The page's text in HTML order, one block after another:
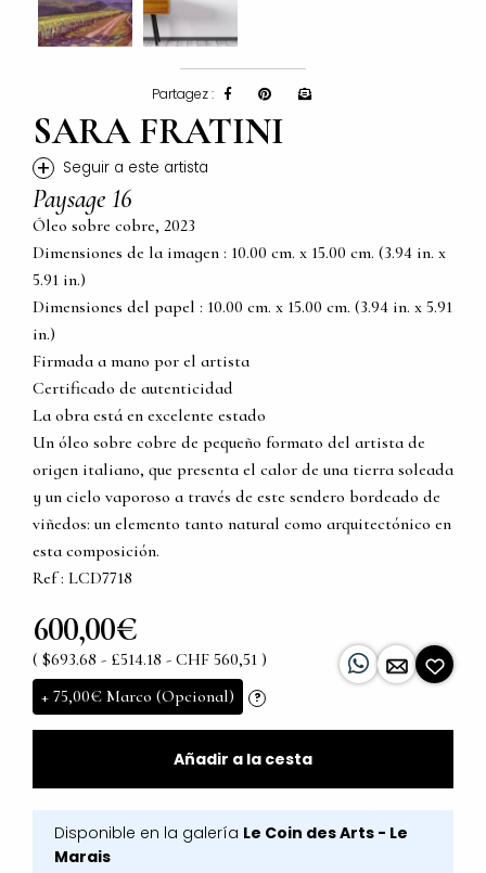
Partagez :
SARA FRATINI
+ Seguir a este artista
Paysage 16
Óleo sobre cobre, 2023
Dimensiones de la imagen : 10.00 cm. x 15.00 cm. (3.94 in. x
5.91 in.)
Dimensiones del papel : 10.00 cm. x 15.00 cm. (3.94 in. x 5.91
in.)
Firmada a mano por el artista
Certificado de autenticidad
La obra está en excelente estado
Un óleo sobre cobre de pequeño formato del artista de
origen italiano, que presenta el calor de una tierra soleada
y un cielo vaporoso a través de este sendero bordeado de
viñedos: un elemento tanto natural como arquitectónico en
esta composición.
Ref : LCD7718
600,00€
( $693.68 - £514.18 - CHF 560,51 )
+ 75,00€ Marco (Opcional) ?
Añadir a la cesta
Disponible en la galería Le Coin des Arts - Le
Marais